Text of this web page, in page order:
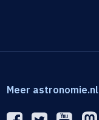
Meer astronomie.nl